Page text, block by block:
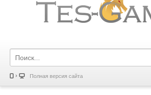
Полная версия сайта